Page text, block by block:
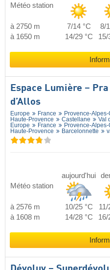
Météo station
à 2750 m 7/14 °C 8/
à 1650 m
14/29 °C 15/
Espace Lumière –
d’Allos
Europe France Provence-Alpes-
Haute-Provence
Castellane
Val
Europe
France Provence-Alpes-
Haute-Provence
Barcelonnette
Météo station
aujourd'hui
à 2576 m 10/25 °C 11/
à 1608 m
14/28 °C 16/